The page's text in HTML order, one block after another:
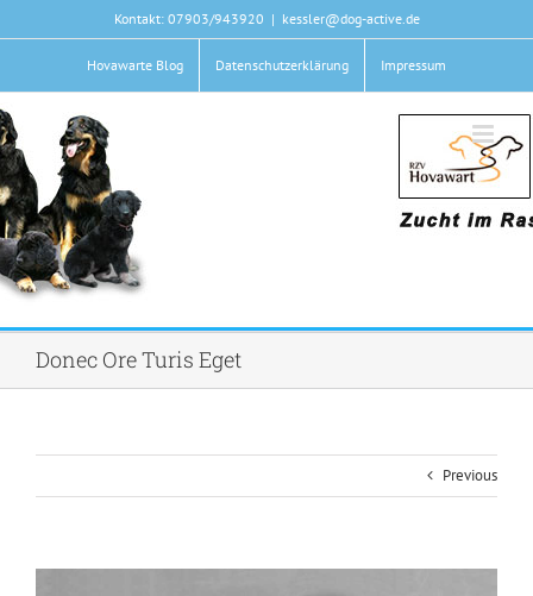
Inhalt
Kontakt: 07903/943920 | kessler@dog-active.de
Hovawarte Blog Datenschutzerklärung Impressum
Donec Ore Turis Eget
Previous